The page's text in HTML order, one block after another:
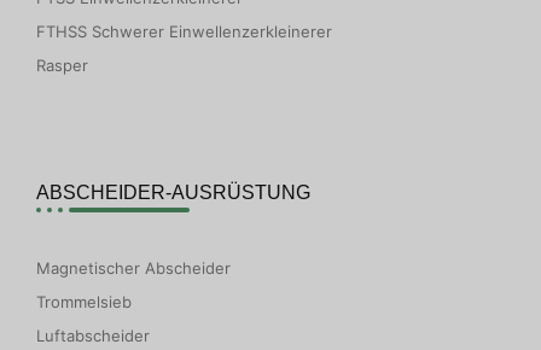
FTHSS Schwerer Einwellenzerkleinerer
Rasper
ABSCHEIDER-AUSRÜSTUNG
Magnetischer Abscheider
Trommelsieb
Luftabscheider